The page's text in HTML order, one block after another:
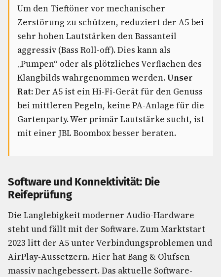
Um den Tieftöner vor mechanischer
Zerstörung zu schützen, reduziert der A5 bei
sehr hohen Lautstärken den Bassanteil
aggressiv (Bass Roll-off). Dies kann als
„Pumpen“ oder als plötzliches Verflachen des
Klangbilds wahrgenommen werden.Unser
Rat:Der A5 ist ein Hi-Fi-Gerät für den Genuss
bei mittleren Pegeln, keine PA-Anlage für die
Gartenparty. Wer primär Lautstärke sucht, ist
mit einer JBL Boombox besser beraten.
Software und Konnektivität: Die
Reifeprüfung
Die Langlebigkeit moderner Audio-Hardware
steht und fällt mit der Software. Zum Marktstart
2023 litt der A5 unter Verbindungsproblemen und
AirPlay-Aussetzern. Hier hat Bang & Olufsen
massiv nachgebessert. Das aktuelle Software-